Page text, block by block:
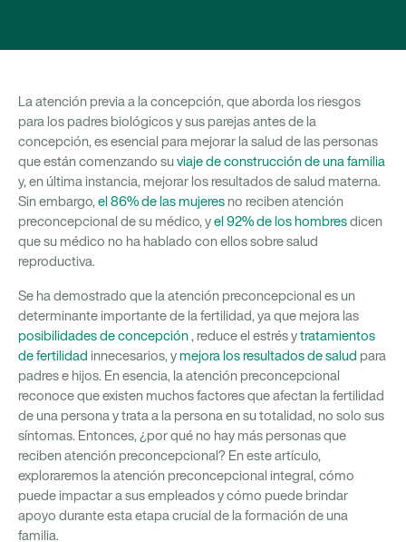
La atención previa a la concepción, que aborda los riesgos
para los padres biológicos y sus parejas antes de la
concepción, es esencial para mejorar la salud de las personas
que están comenzando suviaje de construcción de una familia
y, en última instancia, mejorar los resultados de salud materna.
Sin embargo, el 86% de las mujeres no reciben atención
preconcepcional de su médico, yel 92% de los hombresdicen
que su médico no ha hablado con ellos sobre salud
reproductiva.
Se ha demostrado que la atención preconcepcional es un
determinante importante de la fertilidad, ya que mejora las
posibilidades de concepción, reduce el estrés ytratamientos
de fertilidad innecesarios, ymejora los resultados de salud para
padres e hijos. En esencia, la atención preconcepcional
reconoce que existen muchos factores que afectan la fertilidad
de una persona y trata a la persona en su totalidad, no solo sus
síntomas. Entonces, ¿por qué no hay más personas que
reciben atención preconcepcional? En este artículo,
exploraremos la atención preconcepcional integral, cómo
puede impactar a sus empleados y cómo puede brindar
apoyo durante esta etapa crucial de la formación de una
familia.